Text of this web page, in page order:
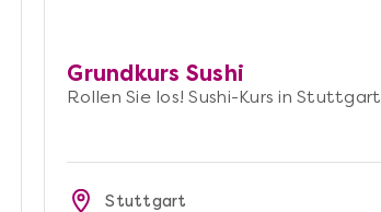
Grundkurs Sushi
Rollen Sie los! Sushi-Kurs in Stuttgart
Stuttgart